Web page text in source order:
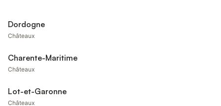
Dordogne
Châteaux
Charente-Maritime
Châteaux
Lot-et-Garonne
Châteaux